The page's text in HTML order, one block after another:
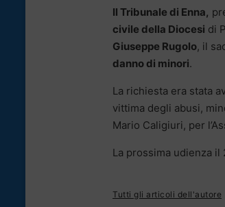
Il Tribunale di Enna,
civile della Diocesi di
Giuseppe Rugolo, il
danno di minori.
La richiesta era stata
vittima degli abusi,
Mario Caligiuri, per
La prossima udienza il
Tutti gli articoli dell'autore